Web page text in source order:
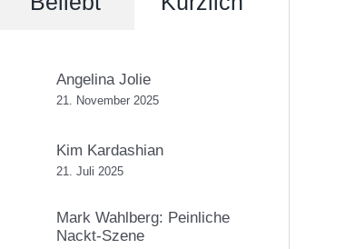
Angelina Jolie
21. November 2025
Kim Kardashian
21. Juli 2025
Mark Wahlberg: Peinliche
Nackt-Szene